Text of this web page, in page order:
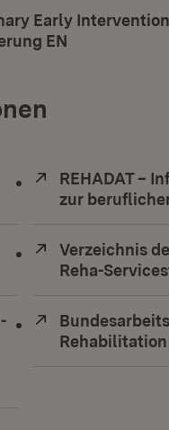
Early
EN
Extern:
REHADAT –
zur
Extern:
Verzeichnis
Reha-
Extern:
Rehabilitation